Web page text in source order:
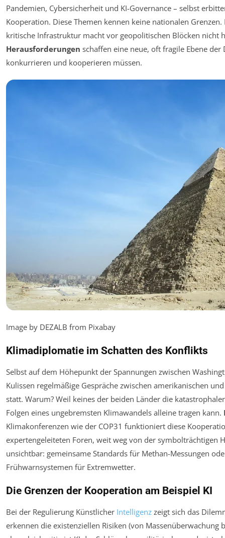
Pandemien, Cybersicherheit und KI-Governance – selbst
Kooperation. Diese Themen kennen keine nationalen
kritische Infrastruktur macht vor geopolitischen Blöcken nicht
Herausforderungen schaffen eine neue, oft fragile Ebene
konkurrieren und kooperieren müssen.
Image by DEZALB from Pixabay
Klimadiplomatie im Schatten des Konflikts
Selbst auf dem Höhepunkt der Spannungen zwischen
Kulissen regelmäßige Gespräche zwischen amerikanischen
statt. Warum? Weil keines der beiden Länder die
Folgen eines ungebremsten Klimawandels alleine tragen kann.
Klimakonferenzen wie der COP31 funktioniert diese
expertengeleiteten Foren, weit weg von der symbolträchtigen
unsichtbar: gemeinsame Standards für Methan-Messungen
Frühwarnsystemen für Extremwetter.
Die Grenzen der Kooperation am Beispiel KI
Bei der Regulierung Künstlicher Intelligenz zeigt sich das
erkennen die existenziellen Risiken (von Massenüberwachung